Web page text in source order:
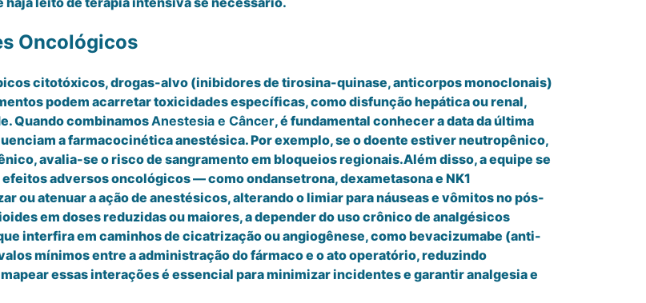
Oncológicos
citotóxicos, drogas-alvo (inibidores de tirosina-quinase, anticorpos monoclonais)
podem acarretar toxicidades específicas, como disfunção hepática ou renal,
Quando combinamosAnestesia e Câncer, é fundamental conhecer a data da última
a farmacocinética anestésica. Por exemplo, se o doente estiver neutropênico,
avalia-se o risco de sangramento em bloqueios regionais.Além disso, a equipe se
adversos oncológicos — como ondansetrona, dexametasona e NK1
ou atenuar a ação de anestésicos, alterando o limiar para náuseas e vômitos no pós-
em doses reduzidas ou maiores, a depender do uso crônico de analgésicos
interfira em caminhos de cicatrização ou angiogênese, como bevacizumabe (anti-
mínimos entre a administração do fármaco e o ato operatório, reduzindo
essas interações é essencial para minimizar incidentes e garantir analgesia e